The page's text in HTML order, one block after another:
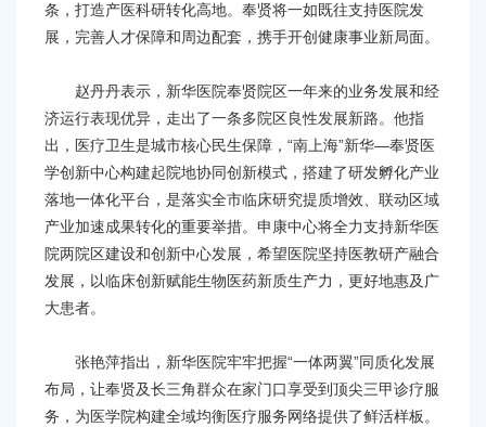
条，打造产医科研转化高地。奉贤将一如既往支持医院发
展，完善人才保障和周边配套，携手开创健康事业新局面。
赵丹丹表示，新华医院奉贤院区一年来的业务发展和经
济运行表现优异，走出了一条多院区良性发展新路。他指
出，医疗卫生是城市核心民生保障，“南上海”新华—奉贤医
学创新中心构建起院地协同创新模式，搭建了研发孵化产业
落地一体化平台，是落实全市临床研究提质增效、联动区域
产业加速成果转化的重要举措。申康中心将全力支持新华医
院两院区建设和创新中心发展，希望医院坚持医教研产融合
发展，以临床创新赋能生物医药新质生产力，更好地惠及广
大患者。
张艳萍指出，新华医院牢牢把握“一体两翼”同质化发展
布局，让奉贤及长三角群众在家门口享受到顶尖三甲诊疗服
务，为医学院构建全域均衡医疗服务网络提供了鲜活样板。